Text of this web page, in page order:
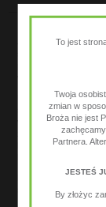
To jest
Twoja
zmian w
Broża nie jest
Partnera.
JESTEŚ
By złożyc
Już nigdy nie
smaku gorzkiej
pod względem
witamin i składników
Ulepszyliśmy go, by
swoje cele –
wegetarian oraz
zastąpić zwykły
batony, zawierające
lepszy smak i lepszą
Dostępne w
spożycia „w biegu”.